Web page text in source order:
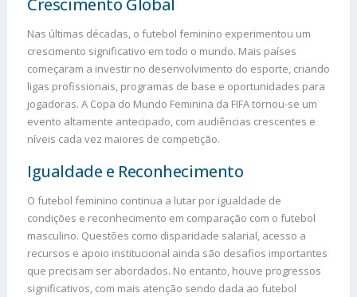
Crescimento Global
Nas últimas décadas, o futebol feminino experimentou um
crescimento significativo em todo o mundo. Mais países
começaram a investir no desenvolvimento do esporte, criando
ligas profissionais, programas de base e oportunidades para
jogadoras. A Copa do Mundo Feminina da FIFA tornou-se um
evento altamente antecipado, com audiências crescentes e
níveis cada vez maiores de competição.
Igualdade e Reconhecimento
O futebol feminino continua a lutar por igualdade de
condições e reconhecimento em comparação com o futebol
masculino. Questões como disparidade salarial, acesso a
recursos e apoio institucional ainda são desafios importantes
que precisam ser abordados. No entanto, houve progressos
significativos, com mais atenção sendo dada ao futebol